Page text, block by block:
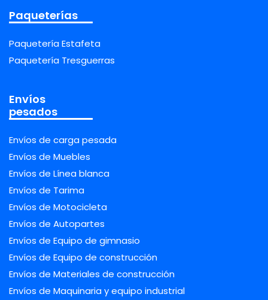
Paqueterías
Paquetería Estafeta
Paquetería Tresguerras
Envíos
pesados
Envíos de carga pesada
Envíos de Muebles
Envíos de Línea blanca
Envíos de Tarima
Envíos de Motocicleta
Envíos de Autopartes
Envíos de Equipo de gimnasio
Envíos de Equipo de construcción
Envíos de Materiales de construcción
Envíos de Maquinaria y equipo industrial